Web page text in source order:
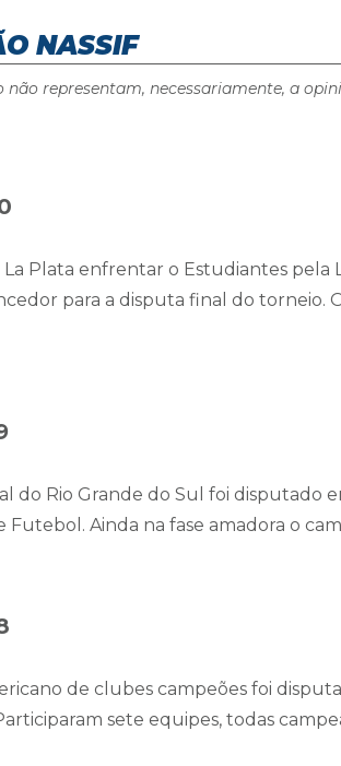
NASSIF
não representam, necessariamente, a
La Plata enfrentar o Estudiantes pela
para a disputa final do torneio.
do Rio Grande do Sul foi disputado
Futebol. Ainda na fase amadora o
de clubes campeões foi
sete equipes, todas